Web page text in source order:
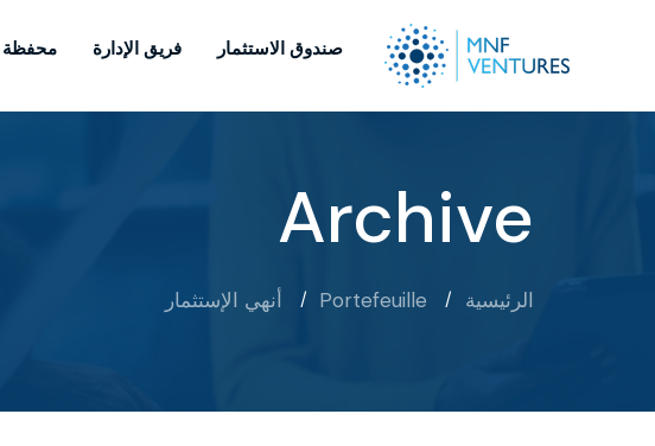
صندوق الاستثمار فريق الإدارة محفظة
Archive
الرئيسية Portefeuille أنهي الإستثمار